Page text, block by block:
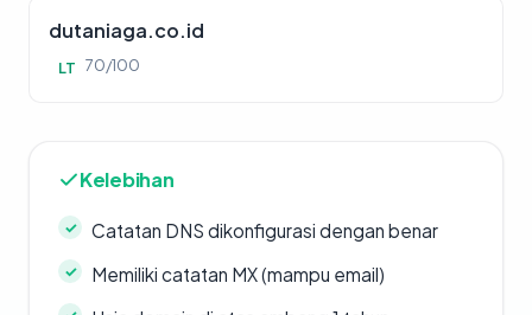
dutaniaga.co.id
LT 70/100
Kelebihan
Catatan DNS dikonfigurasi dengan benar
Memiliki catatan MX (mampu email)